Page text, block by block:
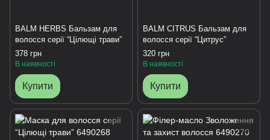
BALM HERBS Бальзам для
волосся серії “Цілющі трави”
378 грн
В наявності
Купити
BALM CITRUS Бальзам для
волосся серії “Цитрус”
320 грн
В наявності
Купити